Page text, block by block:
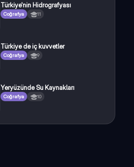
Türkiye'nin Hidrografyası
Coğrafya 11
Türkiye de iç kuvvetler
Coğrafya 9
Yeryüzünde Su Kaynakları
Coğrafya 10